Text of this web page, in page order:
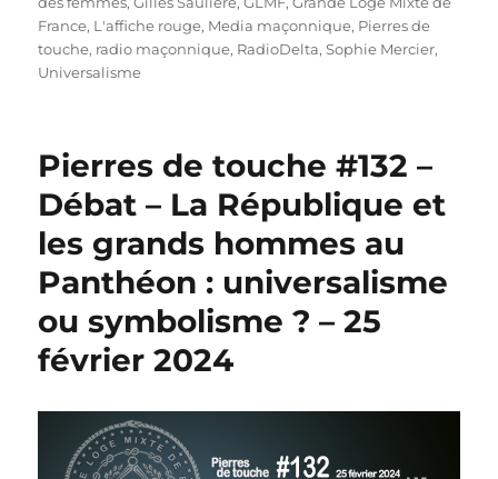
France, L'affiche rouge, Media maçonnique, Pierres de
touche, radio maçonnique, RadioDelta,Sophie Mercier,
Universalisme
Pierres de touche #132 –
Débat – La République et
les grands hommes au
Panthéon : universalisme
ou symbolisme ? – 25
février 2024